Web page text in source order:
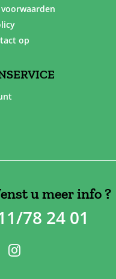
op
u meer info ?
78 24 01